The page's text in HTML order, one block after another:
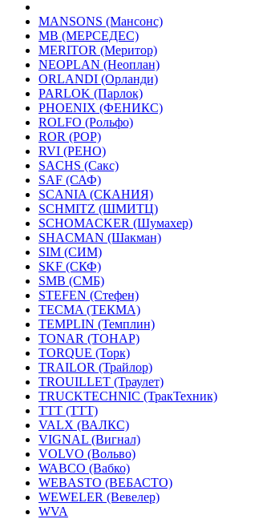
MANSONS (Мансонс)
MB (МЕРСЕДЕС)
MERITOR (Меритор)
NEOPLAN (Неоплан)
ORLANDI (Орланди)
PARLOK (Парлок)
PHOENIX (ФЕНИКС)
ROLFO (Рольфо)
ROR (РОР)
RVI (РЕНО)
SACHS (Сакс)
SAF (САФ)
SCANIA (СКАНИЯ)
SCHMITZ (ШМИТЦ)
SCHOMACKER (Шумахер)
SHACMAN (Шакман)
SIM (СИМ)
SKF (СКФ)
SMB (СМБ)
STEFEN (Стефен)
TECMA (ТЕКМА)
TEMPLIN (Темплин)
TONAR (ТОНАР)
TORQUE (Торк)
TRAILOR (Трайлор)
TROUILLET (Траулет)
TRUCKTECHNIC (ТракТехник)
TTT (ТТТ)
VALX (ВАЛКС)
VIGNAL (Вигнал)
VOLVO (Вольво)
WABCO (Вабко)
WEBASTO (ВЕБАСТО)
WEWELER (Вевелер)
WVA